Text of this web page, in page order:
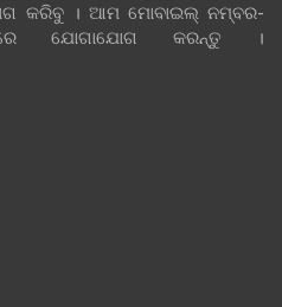
କରିବୁ । ଆମ ମୋବାଇଲ୍ ନମ୍ବର-
ଯୋଗାଯୋଗ କରନ୍ତୁ ।